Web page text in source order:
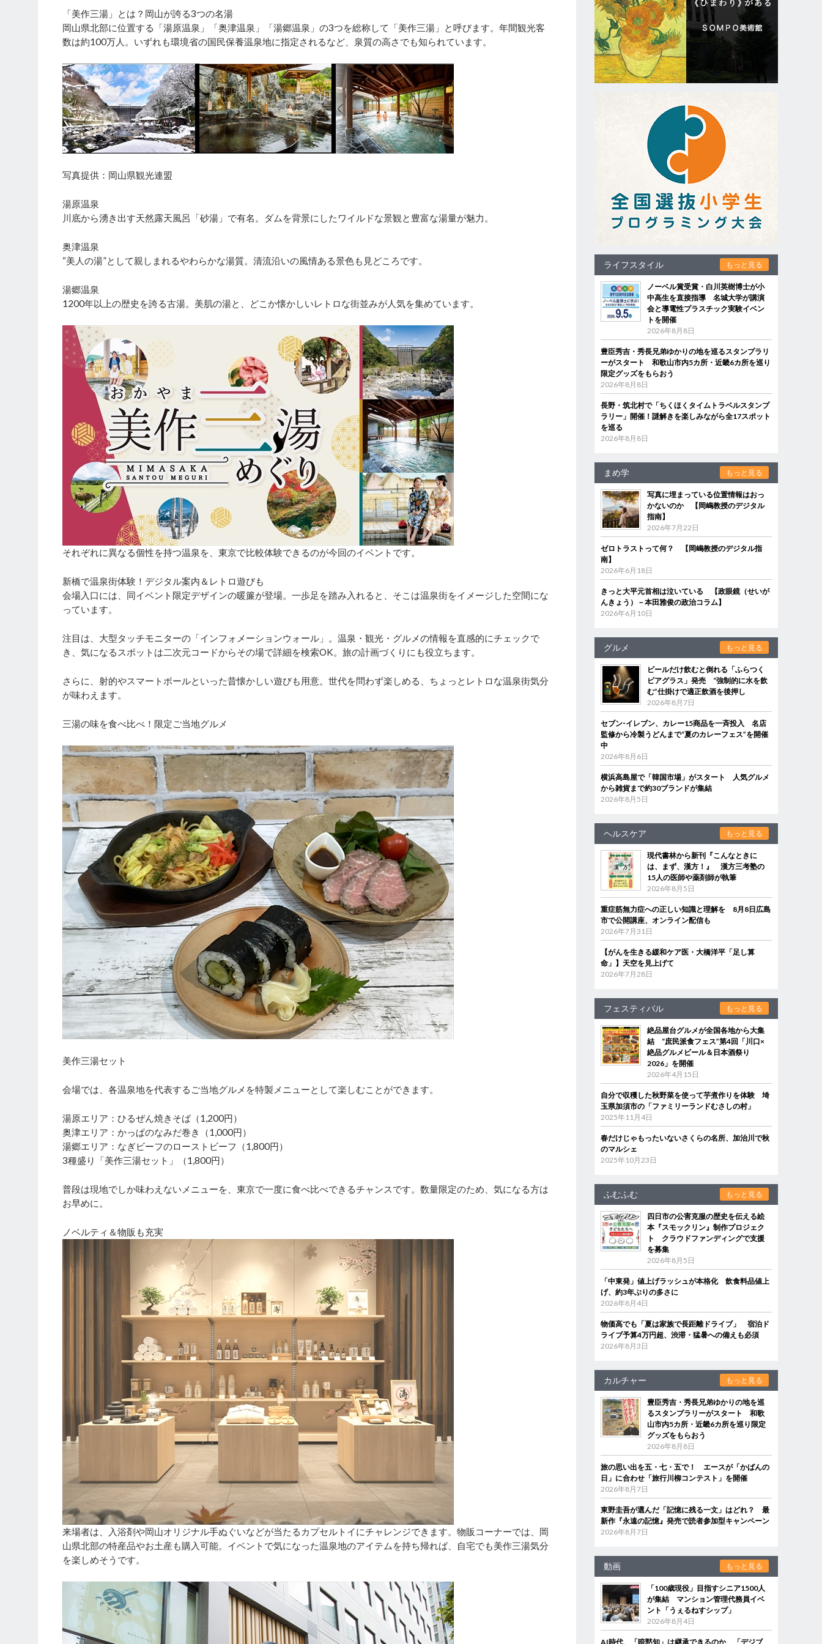
「美作三湯」とは？岡山が誇る3つの名湯
岡山県北部に位置する「湯原温泉」「奥津温泉」「湯郷温泉」の3つを総称して「美作三湯」と呼びます。年間観光客
数は約100万人。いずれも環境省の国民保養温泉地に指定されるなど、泉質の高さでも知られています。
写真提供：岡山県観光連盟
湯原温泉
川底から湧き出す天然露天風呂「砂湯」で有名。ダムを背景にしたワイルドな景観と豊富な湯量が魅力。
奥津温泉
“美人の湯”として親しまれるやわらかな湯質。清流沿いの風情ある景色も見どころです。
湯郷温泉
1200年以上の歴史を誇る古湯。美肌の湯と、どこか懐かしいレトロな街並みが人気を集めています。
それぞれに異なる個性を持つ温泉を、東京で比較体験できるのが今回のイベントです。
新橋で温泉街体験！デジタル案内＆レトロ遊びも
会場入口には、同イベント限定デザインの暖簾が登場。一歩足を踏み入れると、そこは温泉街をイメージした空間にな
っています。
注目は、大型タッチモニターの「インフォメーションウォール」。温泉・観光・グルメの情報を直感的にチェックで
き、気になるスポットは二次元コードからその場で詳細を検索OK。旅の計画づくりにも役立ちます。
さらに、射的やスマートボールといった昔懐かしい遊びも用意。世代を問わず楽しめる、ちょっとレトロな温泉街気分
が味わえます。
三湯の味を食べ比べ！限定ご当地グルメ
美作三湯セット
会場では、各温泉地を代表するご当地グルメを特製メニューとして楽しむことができます。
湯原エリア：ひるぜん焼きそば（1,200円）
奥津エリア：かっぱのなみだ巻き（1,000円）
湯郷エリア：なぎビーフのローストビーフ（1,800円）
3種盛り「美作三湯セット」（1,800円）
普段は現地でしか味わえないメニューを、東京で一度に食べ比べできるチャンスです。数量限定のため、気になる方は
お早めに。
ノベルティ＆物販も充実
来場者は、入浴剤や岡山オリジナル手ぬぐいなどが当たるカプセルトイにチャレンジできます。物販コーナーでは、岡
山県北部の特産品やお土産も購入可能。イベントで気になった温泉地のアイテムを持ち帰れば、自宅でも美作三湯気分
を楽しめそうです。
ライフスタイル もっと見る
ノーベル賞受賞・白川英樹博士が小
中高生を直接指導 名城大学が講演
会と導電性プラスチック実験イベン
トを開催
2026年8月8日
豊臣秀吉・秀長兄弟ゆかりの地を巡るスタンプラリ
ーがスタート 和歌山市内5カ所・近畿6カ所を巡り
限定グッズをもらおう
2026年8月8日
長野・筑北村で「ちくほくタイムトラベルスタンプ
ラリー」開催！謎解きを楽しみながら全17スポット
を巡る
2026年8月8日
まめ学 もっと見る
写真に埋まっている位置情報はおっ
かないのか 【岡嶋教授のデジタル
指南】
2026年7月22日
ゼロトラストって何？ 【岡嶋教授のデジタル指
南】
2026年6月18日
きっと大平元首相は泣いている 【政眼鏡（せいが
んきょう）－本田雅俊の政治コラム】
2026年6月10日
グルメ もっと見る
ビールだけ飲むと倒れる「ふらつく
ビアグラス」発売 “強制的に水を飲
む”仕掛けで適正飲酒を後押し
2026年8月7日
セブン‐イレブン、カレー15商品を一斉投入 名店
監修から冷製うどんまで“夏のカレーフェス”を開催
中
2026年8月6日
横浜高島屋で「韓国市場」がスタート 人気グルメ
から雑貨まで約30ブランドが集結
2026年8月5日
ヘルスケア もっと見る
現代書林から新刊『こんなときに
は、まず、漢方！』 漢方三考塾の
15人の医師や薬剤師が執筆
2026年8月5日
重症筋無力症への正しい知識と理解を 8月8日広島
市で公開講座、オンライン配信も
2026年7月31日
【がんを生きる緩和ケア医・大橋洋平「足し算
命」】天空を見上げて
2026年7月28日
フェスティバル もっと見る
絶品屋台グルメが全国各地から大集
結 “庶民派食フェス”第4回「川口×
絶品グルメビール＆日本酒祭り
2026」を開催
2026年4月15日
自分で収穫した秋野菜を使って芋煮作りを体験 埼
玉県加須市の「ファミリーランドむさしの村」
2025年11月4日
春だけじゃもったいないさくらの名所、加治川で秋
のマルシェ
2025年10月23日
ふむふむ もっと見る
四日市の公害克服の歴史を伝える絵
本『スモックリン』制作プロジェク
ト クラウドファンディングで支援
を募集
2026年8月5日
「中東発」値上げラッシュが本格化 飲食料品値上
げ、約3年ぶりの多さに
2026年8月4日
物価高でも「夏は家族で長距離ドライブ」 宿泊ド
ライブ予算4万円超、渋滞・猛暑への備えも必須
2026年8月3日
カルチャー もっと見る
豊臣秀吉・秀長兄弟ゆかりの地を巡
るスタンプラリーがスタート 和歌
山市内5カ所・近畿6カ所を巡り限定
グッズをもらおう
2026年8月8日
旅の思い出を五・七・五で！ エースが「かばんの
日」に合わせ「旅行川柳コンテスト」を開催
2026年8月7日
東野圭吾が選んだ「記憶に残る一文」はどれ？ 最
新作『永遠の記憶』発売で読者参加型キャンペーン
2026年8月7日
動画 もっと見る
「100歳現役」目指すシニア1500人
が集結 マンション管理代務員イベ
ント「うぇるねすシップ」
2026年8月4日
AI時代、「暗黙知」は継承できるのか 「デジブ